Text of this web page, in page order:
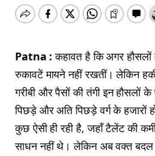
Patna : कहावत है कि अगर हौसलों
रुकावटें मायने नहीं रखतीं। लेकिन
गरीबी और पैसों की तंगी इन हौसलों
पिछड़े और अति पिछड़े वर्ग के हजारों
कुछ ऐसी ही रही है, जहाँ टैलेंट की
साधन नहीं थे। लेकिन अब वक्त बदल